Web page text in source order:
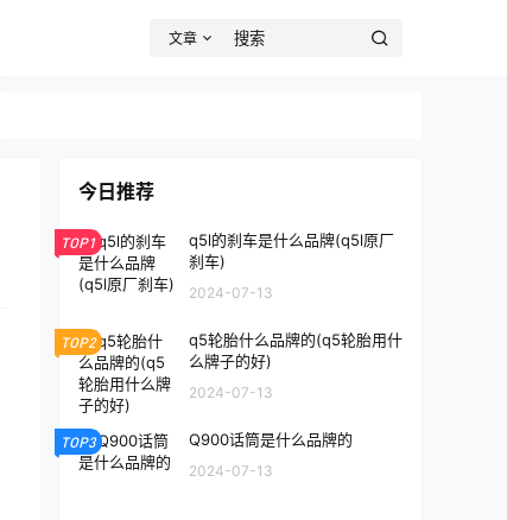
文章
今日推荐
TOP1
q5l的刹车是什么品牌(q5l原厂
刹车)
2024-07-13
TOP2
q5轮胎什么品牌的(q5轮胎用什
么牌子的好)
2024-07-13
TOP3 Q900话筒是什么品牌的
2024-07-13